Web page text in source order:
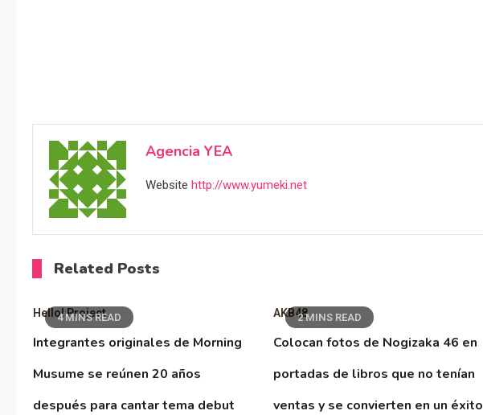
Agencia YEA
Website http://www.yumeki.net
Related Posts
4 MINS READ
Hello! Project
Integrantes originales de Morning
Musume se reúnen 20 años
después para cantar tema debut
2 MINS READ
AKB48
Colocan fotos de Nogizaka 46 en
portadas de libros que no tenían
ventas y se convierten en un éxito